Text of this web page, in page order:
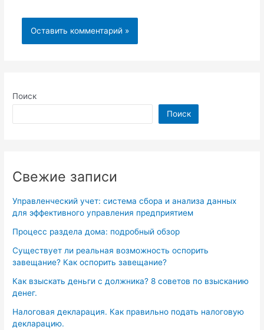
Поиск
Поиск
Свежие записи
Управленческий учет: система сбора и анализа данных
для эффективного управления предприятием
Процесс раздела дома: подробный обзор
Существует ли реальная возможность оспорить
завещание? Как оспорить завещание?
Как взыскать деньги с должника? 8 советов по взысканию
денег.
Налоговая декларация. Как правильно подать налоговую
декларацию.